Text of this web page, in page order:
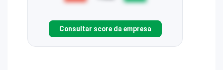
Consultar score da empresa